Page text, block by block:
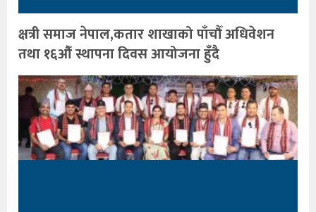
क्षत्री समाज नेपाल,कतार शाखाको पाँचौँ अधिवेशन
तथा १६औँ स्थापना दिवस आयोजना हुँदै